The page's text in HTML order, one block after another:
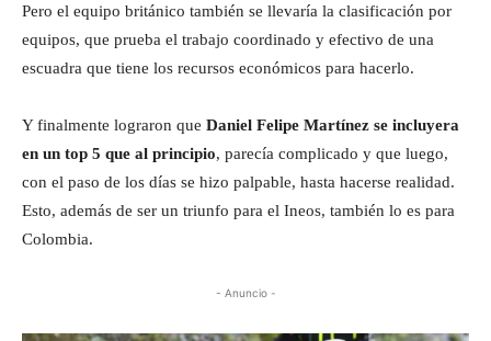
Pero el equipo británico también se llevaría la clasificación por
equipos, que prueba el trabajo coordinado y efectivo de una
escuadra que tiene los recursos económicos para hacerlo.
Y finalmente lograron que Daniel Felipe Martínez se incluyera
en un top 5 que al principio, parecía complicado y que luego,
con el paso de los días se hizo palpable, hasta hacerse realidad.
Esto, además de ser un triunfo para el Ineos, también lo es para
Colombia.
- Anuncio -